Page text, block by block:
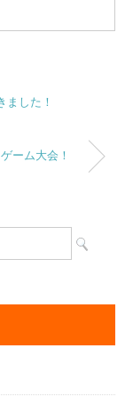
した！
ーム大会！